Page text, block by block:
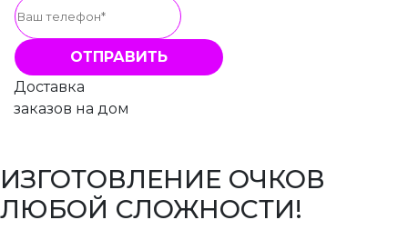
Доставка
заказов на дом
ИЗГОТОВЛЕНИЕ ОЧКОВ
ЛЮБОЙ СЛОЖНОСТИ!